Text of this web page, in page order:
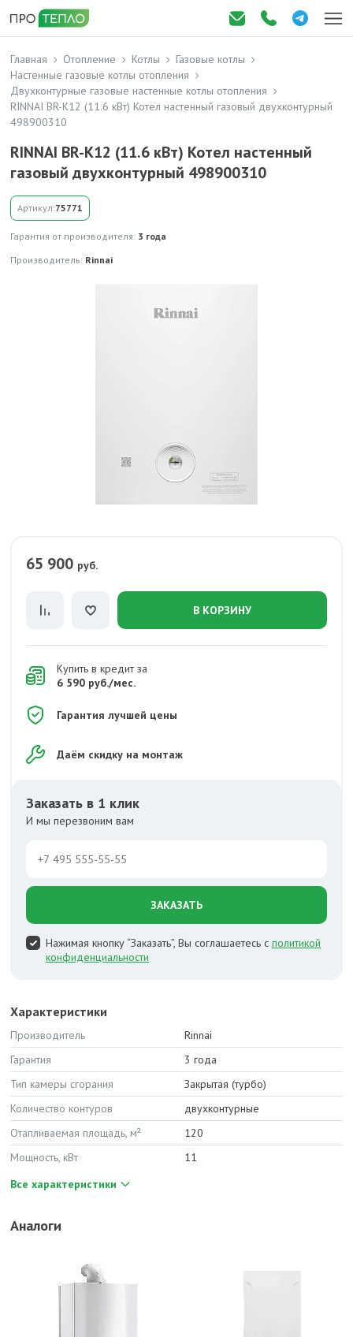
Главная Отопление Котлы
Газовые котлы
Настенные газовые котлы отопления
Двухконтурные газовые настенные котлы отопления
RINNAI BR-K12 (11.6 кВт) Котел настенный газовый двухконтурный
498900310
RINNAI BR-K12 (11.6 кВт) Котел настенный
газовый двухконтурный 498900310
Артикул:75771
Гарантия от производителя: 3 года
Производитель: Rinnai
65 900 руб.
В КОРЗИНУ
Купить в кредит за
6 590 руб./мес.
Гарантия лучшей цены
Даём скидку на монтаж
Заказать в 1 клик
И мы перезвоним вам
ЗАКАЗАТЬ
Нажимая кнопку “Заказать”, Вы соглашаетесь с политикой
конфиденциальности
Характеристики
Производитель
Rinnai
Гарантия
3 года
Тип камеры сгорания
Закрытая (турбо)
Количество контуров
двухконтурные
Отапливаемая площадь, м²
120
Мощность, кВт
11
Все характеристики
Аналоги